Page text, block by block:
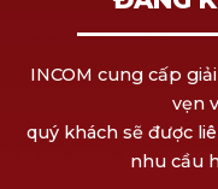
INCOM cung cấp
vẹn
quý khách sẽ được
nhu cầu